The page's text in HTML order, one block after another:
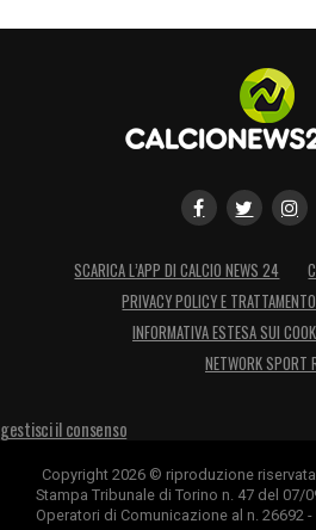
trasformerà in qualcosa di
Zito Luvumbo continuerà
del Cagliari almeno fino al
LA PLAYLIST DELLE
SCARICA L’APP DI CALCIO NEWS 24
PRIVACY POLICY E
INFORMATIVA ESTESA SUI
NETWORK SPORT
gestisci il consenso
Copyright 2026 © riproduzione
Stampa Tribunale di Torino n. 47 del 07/
Operatori di Comunicazione al n. 26692 -